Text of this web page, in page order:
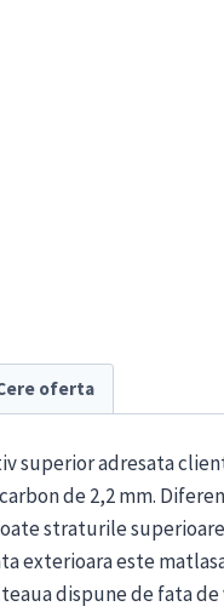
oferta
superior adresata
de 2,2 mm.
straturile
exterioara este
dispune de fata